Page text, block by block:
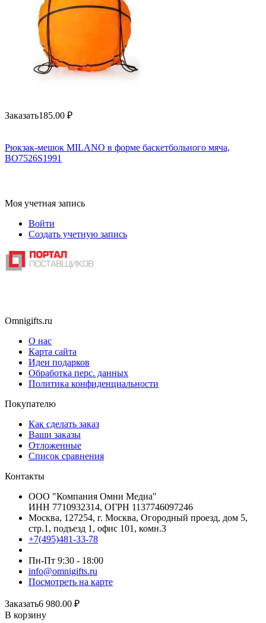
Заказать185.00 ₽
Рюкзак-мешок MILANO в форме баскетбольного мяча,
BO7526S1991
Моя учетная запись
Войти
Создать учетную запись
Omnigifts.ru
О нас
Карта сайта
Идеи подарков
Обработка перс. данных
Политика конфиденциальности
Покупателю
Как сделать заказ
Ваши заказы
Отложенные
Список сравнения
Контакты
ООО "Компания Омни Медиа"
ИНН 7710932314, ОГРН 1137746097246
Москва, 127254, г. Москва, Огородный проезд, дом 5,
стр.1, подъезд 1, офис 101, комн.3
+7(495)481-33-78
Пн-Пт 9:30 - 18:00
info@omnigifts.ru
Посмотреть на карте
Заказать6 980.00 ₽
В корзину